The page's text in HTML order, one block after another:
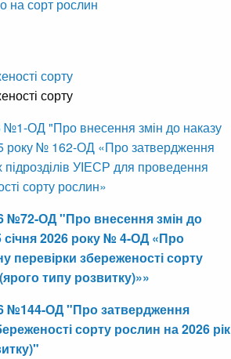
на сорт рослин
сорту
сорту
№1-ОД "Про внесення змін до наказу
року № 162-ОД «Про затвердження
підрозділів УІЕСР для проведення
сорту рослин»
№72-ОД "Про внесення змін до
січня 2026 року № 4-ОД «Про
перевірки збереженості сорту
типу розвитку)»»
№144-ОД "Про затвердження
сорту рослин на 2026 рік